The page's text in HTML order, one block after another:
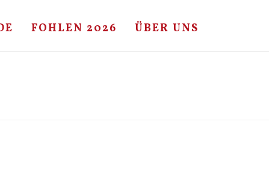
FOHLEN 2026 ÜBER UNS